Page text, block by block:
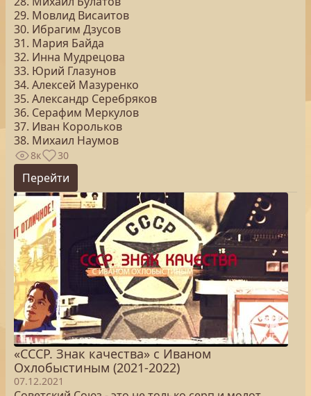
29. Мовлид Висаитов
30. Ибрагим Дзусов
31. Мария Байда
32. Инна Мудрецова
33. Юрий Глазунов
34. Алексей Мазуренко
35. Александр Серебряков
36. Серафим Меркулов
37. Иван Корольков
38. Михаил Наумов
8к 30
Перейти
«СССР. Знак качества» с Иваном
Охлобыстиным (2021-2022)
07.12.2021